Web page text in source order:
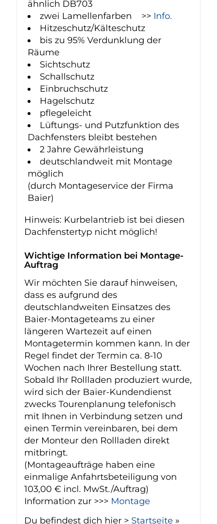
ähnlich DB703
zwei Lamellenfarben >> Info.
Hitzeschutz/Kälteschutz
bis zu 95% Verdunklung der
Räume
Sichtschutz
Schallschutz
Einbruchschutz
Hagelschutz
pflegeleicht
Lüftungs- und Putzfunktion des
Dachfensters bleibt bestehen
2 Jahre Gewährleistung
deutschlandweit mit Montage
möglich
(durch Montageservice der Firma
Baier)
Hinweis: Kurbelantrieb ist bei diesen
Dachfenstertyp nicht möglich!
Wichtige Information bei Montage-
Auftrag
Wir möchten Sie darauf hinweisen,
dass es aufgrund des
deutschlandweiten Einsatzes des
Baier-Montageteams zu einer
längeren Wartezeit auf einen
Montagetermin kommen kann. In der
Regel findet der Termin ca. 8-10
Wochen nach Ihrer Bestellung statt.
Sobald Ihr Rollladen produziert wurde,
wird sich der Baier-Kundendienst
zwecks Tourenplanung telefonisch
mit Ihnen in Verbindung setzen und
einen Termin vereinbaren, bei dem
der Monteur den Rollladen direkt
mitbringt.
(Montageaufträge haben eine
einmalige Anfahrtsbeteiligung von
103,00 € incl. MwSt./Auftrag)
Information zur >>> Montage
Du befindest dich hier > Startseite »